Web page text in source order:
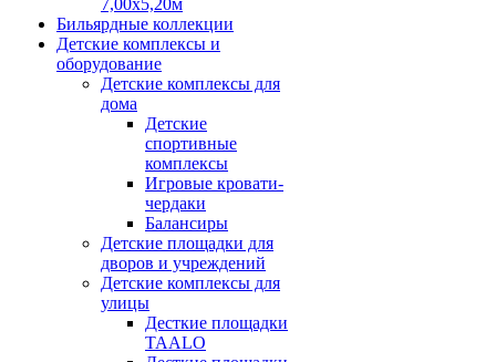
7,00х5,20м
Бильярдные коллекции
Детские комплексы и
оборудование
Детские комплексы для
дома
Детские
спортивные
комплексы
Игровые кровати-
чердаки
Балансиры
Детские площадки для
дворов и учреждений
Детские комплексы для
улицы
Десткие площадки
TAALO